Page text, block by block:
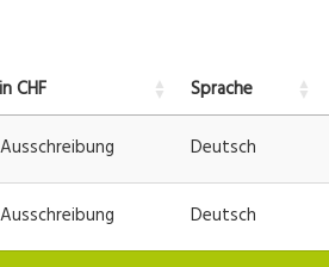
CHF Sprache
Deutsch
Deutsch